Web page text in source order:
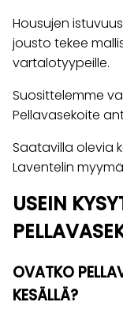
Housujen
jousto tekee
vartalotyypeille.
Suosittelemme
Pellavasekoite
Saatavilla olevia
Laventelin
USEIN
OVATKO
KESÄLLÄ?